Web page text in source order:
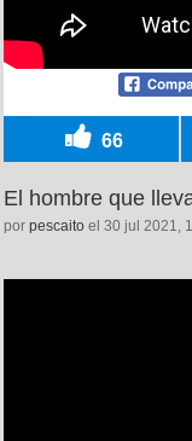
66
El hombre que
por pescaito el 30 jul 2021,